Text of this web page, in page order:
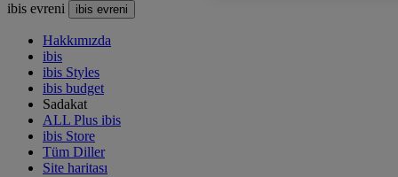
ibis evreni ibis evreni
Hakkımızda
ibis
ibis Styles
ibis budget
Sadakat
ALL Plus ibis
ibis Store
Tüm Diller
Site haritası